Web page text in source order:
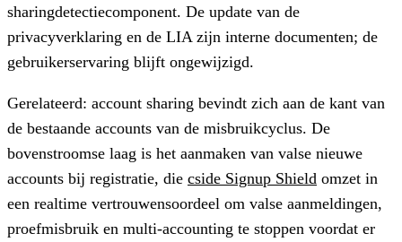
sharingdetectiecomponent. De update van de
privacyverklaring en de LIA zijn interne documenten; de
gebruikerservaring blijft ongewijzigd.
Gerelateerd: account sharing bevindt zich aan de kant van
de bestaande accounts van de misbruikcyclus. De
bovenstroomse laag is het aanmaken van valse nieuwe
accounts bij registratie, die cside Signup Shield omzet in
een realtime vertrouwensoordeel om valse aanmeldingen,
proefmisbruik en multi-accounting te stoppen voordat er